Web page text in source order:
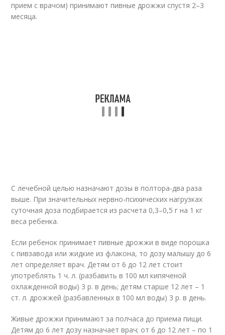
прием с врачом) принимают пивные дрожжи спустя 2–3
месяца.
С лечебной целью назначают дозы в полтора-два раза
выше. При значительных нервно-психических нагрузках
суточная доза подбирается из расчета 0,3–0,5 г на 1 кг
веса ребенка.
Если ребенок принимает пивные дрожжи в виде порошка
с пивзавода или жидкие из флакона, то дозу малышу до 6
лет определяет врач. Детям от 6 до 12 лет стоит
употреблять 1 ч. л. (разбавить в 100 мл кипяченой
охлажденной воды) 3 р. в день; детям старше 12 лет – 1
ст. л. дрожжей (разбавленных в 100 мл воды) 3 р. в день.
Живые дрожжи принимают за полчаса до приема пищи.
Детям до 6 лет дозу назначает врач; от 6 до 12 лет – по 1